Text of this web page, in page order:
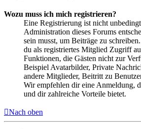
Wozu muss ich mich registrieren?
Eine Registrierung ist nicht
Administration dieses Forums
sein musst, um Beiträge zu
du als registriertes Mitglied Zugriff
Funktionen, die Gästen nicht zur
Beispiel Avatarbilder, Private
andere Mitglieder, Beitritt zu
Wir empfehlen dir eine Anmeldung,
und dir zahlreiche Vorteile bietet.
Nach oben